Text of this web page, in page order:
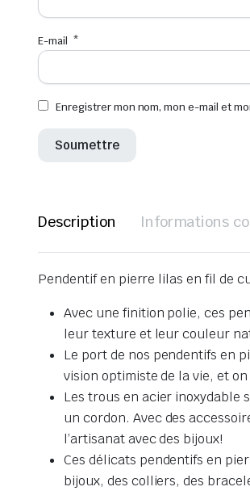
E-mail *
Enregistrer mon nom, mon e-mail et
Description Informations
Pendentif en pierre lilas en fil de
Avec une finition polie, ces
leur texture et leur couleur
Le port de nos pendentifs en
vision optimiste de la vie, et
Les trous en acier inoxydable
un cordon. Avec des
l’artisanat avec des bijoux!
Ces délicats pendentifs en
bijoux, des colliers, des